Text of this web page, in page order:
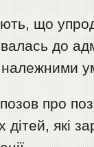
що
до
належними
про
дітей, які